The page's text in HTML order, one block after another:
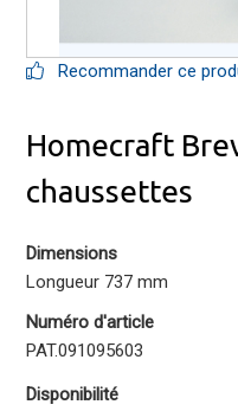
Recommander ce
Homecraft
chaussettes
Dimensions
Longueur 737 mm
Numéro d'article
PAT.091095603
Disponibilité